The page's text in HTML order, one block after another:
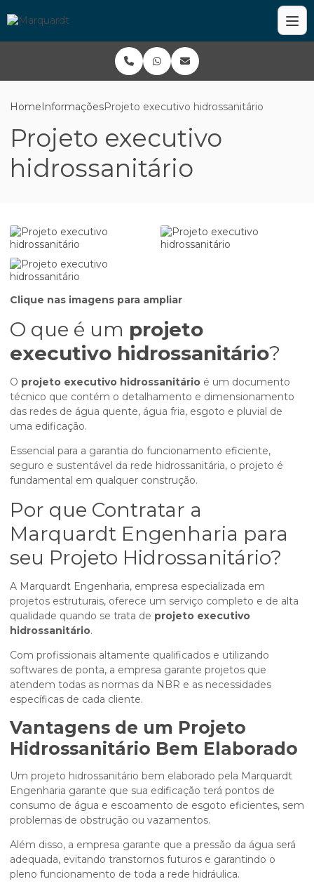
HomeInformaçõesProjeto executivo hidrossanitário
Projeto executivo
hidrossanitário
Clique nas imagens para ampliar
O que é um projeto
executivo hidrossanitário?
O projeto executivo hidrossanitário é um documento
técnico que contém o detalhamento e dimensionamento
das redes de água quente, água fria, esgoto e pluvial de
uma edificação.
Essencial para a garantia do funcionamento eficiente,
seguro e sustentável da rede hidrossanitária, o projeto é
fundamental em qualquer construção.
Por que Contratar a
Marquardt Engenharia para
seu Projeto Hidrossanitário?
A Marquardt Engenharia, empresa especializada em
projetos estruturais, oferece um serviço completo e de alta
qualidade quando se trata de projeto executivo
hidrossanitário.
Com profissionais altamente qualificados e utilizando
softwares de ponta, a empresa garante projetos que
atendem todas as normas da NBR e as necessidades
específicas de cada cliente.
Vantagens de um Projeto
Hidrossanitário Bem Elaborado
Um projeto hidrossanitário bem elaborado pela Marquardt
Engenharia garante que sua edificação terá pontos de
consumo de água e escoamento de esgoto eficientes, sem
problemas de obstrução ou vazamentos.
Além disso, a empresa garante que a pressão da água será
adequada, evitando transtornos futuros e garantindo o
pleno funcionamento de toda a rede hidráulica.